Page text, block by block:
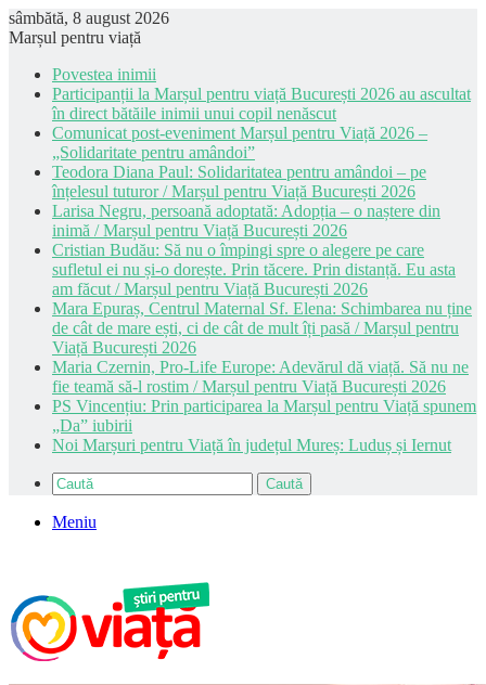
sâmbătă, 8 august 2026
Marșul pentru viață
Povestea inimii
Participanții la Marșul pentru viață București 2026 au ascultat
în direct bătăile inimii unui copil nenăscut
Comunicat post-eveniment Marșul pentru Viață 2026 –
„Solidaritate pentru amândoi”
Teodora Diana Paul: Solidaritatea pentru amândoi – pe
înțelesul tuturor / Marșul pentru Viață București 2026
Larisa Negru, persoană adoptată: Adopția – o naștere din
inimă / Marșul pentru Viață București 2026
Cristian Budău: Să nu o împingi spre o alegere pe care
sufletul ei nu și-o dorește. Prin tăcere. Prin distanță. Eu asta
am făcut / Marșul pentru Viață București 2026
Mara Epuraș, Centrul Maternal Sf. Elena: Schimbarea nu ține
de cât de mare ești, ci de cât de mult îți pasă / Marșul pentru
Viață București 2026
Maria Czernin, Pro-Life Europe: Adevărul dă viață. Să nu ne
fie teamă să-l rostim / Marșul pentru Viață București 2026
PS Vincențiu: Prin participarea la Marșul pentru Viață spunem
„Da” iubirii
Noi Marșuri pentru Viață în județul Mureș: Luduș și Iernut
Caută
Meniu